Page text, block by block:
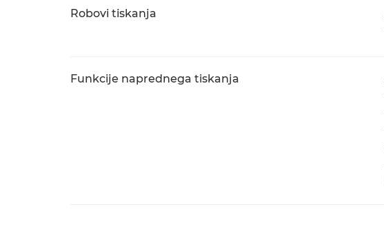
Robovi tiskanja
Funkcije naprednega tiskanja